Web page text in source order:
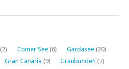
(2) Comer See (6) Gardasee (20)
Gran Canaria (9) Graubünden (7)